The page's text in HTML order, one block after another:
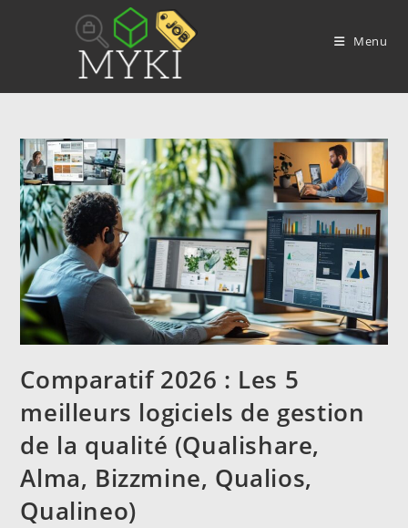
Menu
Comparatif 2026 : Les 5
meilleurs logiciels de gestion
de la qualité (Qualishare,
Alma, Bizzmine, Qualios,
Qualineo)